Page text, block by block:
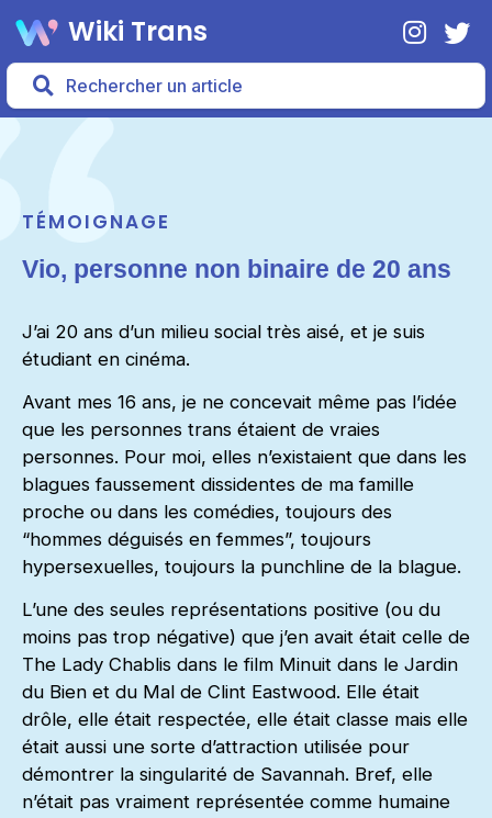
Wiki Trans
TÉMOIGNAGE
Vio, personne non binaire de 20 ans
J’ai 20 ans d’un milieu social très aisé, et je suis
étudiant en cinéma.
Avant mes 16 ans, je ne concevait même pas l’idée
que les personnes trans étaient de vraies
personnes. Pour moi, elles n’existaient que dans les
blagues faussement dissidentes de ma famille
proche ou dans les comédies, toujours des
“hommes déguisés en femmes”, toujours
hypersexuelles, toujours la punchline de la blague.
L’une des seules représentations positive (ou du
moins pas trop négative) que j’en avait était celle de
The Lady Chablis dans le film Minuit dans le Jardin
du Bien et du Mal de Clint Eastwood. Elle était
drôle, elle était respectée, elle était classe mais elle
était aussi une sorte d’attraction utilisée pour
démontrer la singularité de Savannah. Bref, elle
n’était pas vraiment représentée comme humaine